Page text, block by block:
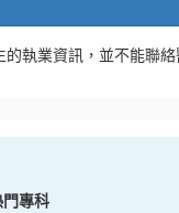
執業資訊，並不能聯
專科